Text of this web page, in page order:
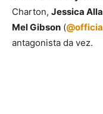
Charton, Jessica
Mel Gibson (
antagonista da vez.